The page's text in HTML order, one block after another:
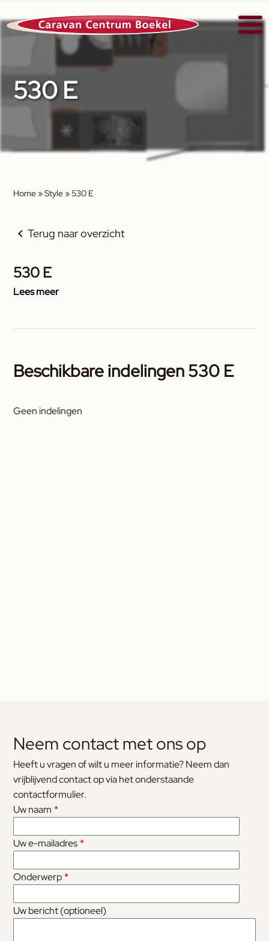
530 E
Home »Style » 530 E
Terug naar overzicht
530 E
Lees meer
Beschikbare indelingen 530 E
Geen indelingen
Neem contact met ons op
Heeft u vragen of wilt u meer informatie? Neem dan
vrijblijvend contact op via het onderstaande
contactformulier.
Uw naam *
Uw e-mailadres *
Onderwerp *
Uw bericht (optioneel)